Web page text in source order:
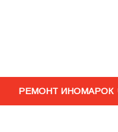
РЕМОНТ ИНОМАРОК